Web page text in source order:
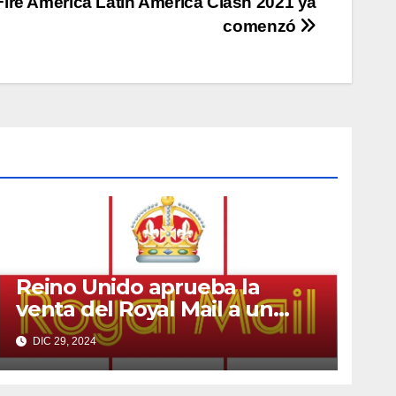
comenzó
Reino Unido aprueba la
venta del Royal Mail a un
multimillonario checo
DIC 29, 2024